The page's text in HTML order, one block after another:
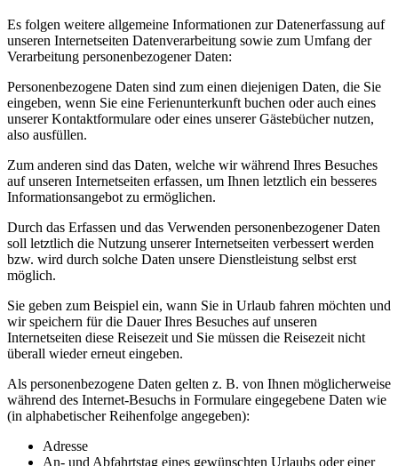
Es folgen weitere allgemeine Informationen zur Datenerfassung auf
unseren Internetseiten Datenverarbeitung sowie zum Umfang der
Verarbeitung personenbezogener Daten:
Personenbezogene Daten sind zum einen diejenigen Daten, die Sie
eingeben, wenn Sie eine Ferienunterkunft buchen oder auch eines
unserer Kontaktformulare oder eines unserer Gästebücher nutzen,
also ausfüllen.
Zum anderen sind das Daten, welche wir während Ihres Besuches
auf unseren Internetseiten erfassen, um Ihnen letztlich ein besseres
Informationsangebot zu ermöglichen.
Durch das Erfassen und das Verwenden personenbezogener Daten
soll letztlich die Nutzung unserer Internetseiten verbessert werden
bzw. wird durch solche Daten unsere Dienstleistung selbst erst
möglich.
Sie geben zum Beispiel ein, wann Sie in Urlaub fahren möchten und
wir speichern für die Dauer Ihres Besuches auf unseren
Internetseiten diese Reisezeit und Sie müssen die Reisezeit nicht
überall wieder erneut eingeben.
Als personenbezogene Daten gelten z. B. von Ihnen möglicherweise
während des Internet-Besuchs in Formulare eingegebene Daten wie
(in alphabetischer Reihenfolge angegeben):
Adresse
An- und Abfahrtstag eines gewünschten Urlaubs oder einer